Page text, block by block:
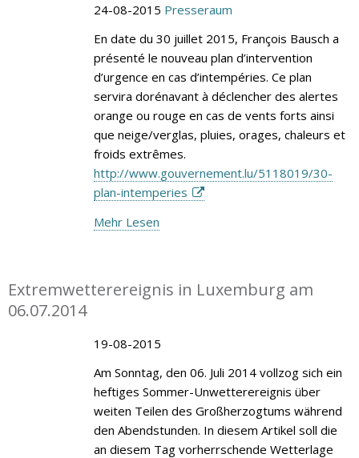
24-08-2015 Presseraum
En date du 30 juillet 2015, François Bausch a
présenté le nouveau plan d’intervention
d’urgence en cas d’intempéries. Ce plan
servira dorénavant à déclencher des alertes
orange ou rouge en cas de vents forts ainsi
que neige/verglas, pluies, orages, chaleurs et
froids extrêmes.
http://www.gouvernement.lu/5118019/30-
plan-intemperies
Mehr Lesen
Extremwetterereignis in Luxemburg am
06.07.2014
19-08-2015
Am Sonntag, den 06. Juli 2014 vollzog sich ein
heftiges Sommer-Unwetterereignis über
weiten Teilen des Großherzogtums während
den Abendstunden. In diesem Artikel soll die
an diesem Tag vorherrschende Wetterlage